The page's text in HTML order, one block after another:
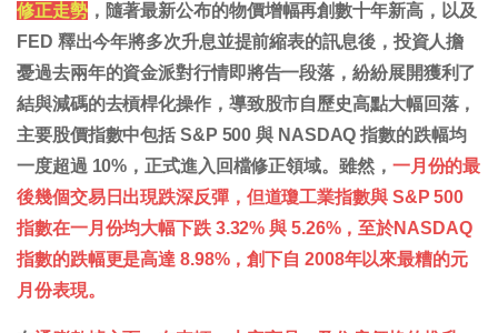
修正走勢，隨著最新公布的物價增幅再創數十年新高，以及
FED 釋出今年將多次升息並提前縮表的訊息後，投資人擔
憂過去兩年的資金派對行情即將告一段落，紛紛展開獲利了
結與減碼的去槓桿化操作，導致股市自歷史高點大幅回落，
主要股價指數中包括 S&P 500 與 NASDAQ 指數的跌幅均
一度超過 10%，正式進入回檔修正領域。雖然， 一月份的最
後幾個交易日出現跌深反彈，但道瓊工業指數與 S&P 500
指數在一月份均大幅下跌 3.32% 與 5.26%，至於NASDAQ
指數的跌幅更是高達 8.98%，創下自 2008年以來最糟的元
月份表現。